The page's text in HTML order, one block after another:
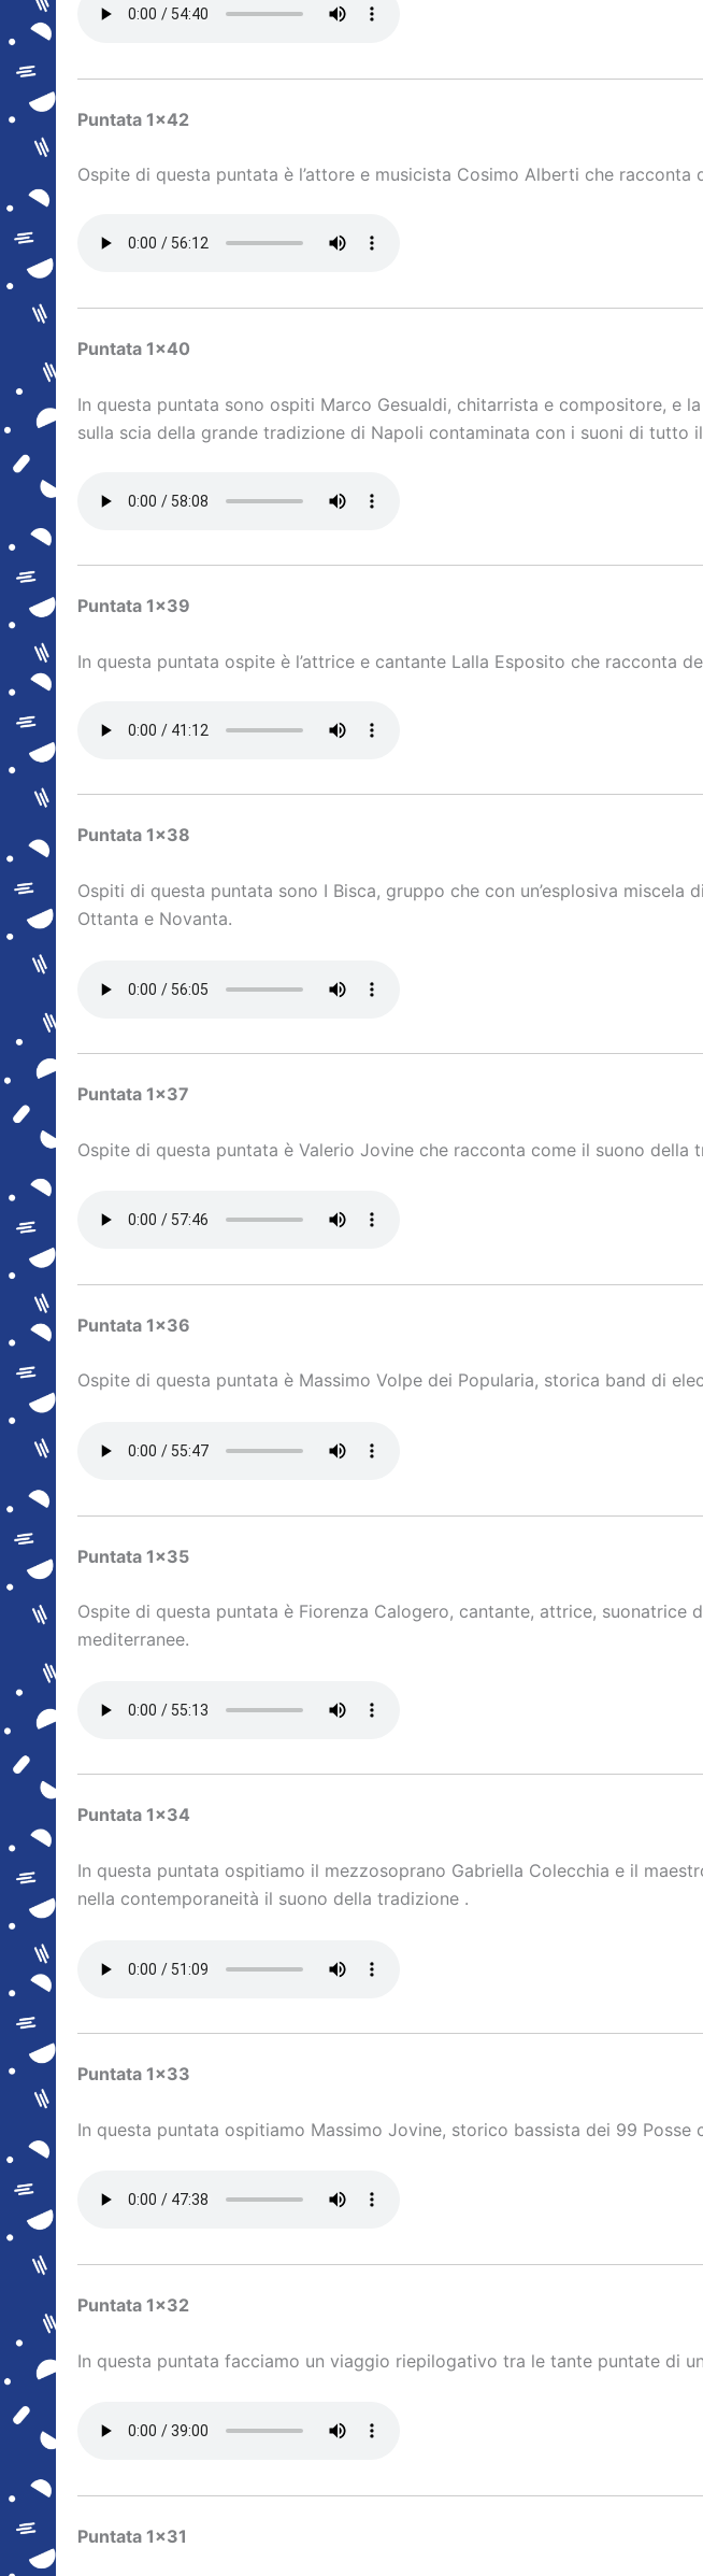
Puntata 1×42
Ospite di questa puntata è l’attore e musicista Cosimo Alberti che
Puntata 1×40
In questa puntata sono ospiti Marco Gesualdi, chitarrista e compositore, e
sulla scia della grande tradizione di Napoli contaminata con i suoni di tutto
Puntata 1×39
In questa puntata ospite è l’attrice e cantante Lalla Esposito che racconta
Puntata 1×38
Ospiti di questa puntata sono I Bisca, gruppo che con un’esplosiva
Ottanta e Novanta.
Puntata 1×37
Ospite di questa puntata è Valerio Jovine che racconta come il suono
Puntata 1×36
Ospite di questa puntata è Massimo Volpe dei Popularia, storica band di
Puntata 1×35
Ospite di questa puntata è Fiorenza Calogero, cantante, attrice,
mediterranee.
Puntata 1×34
In questa puntata ospitiamo il mezzosoprano Gabriella Colecchia e il
nella contemporaneità il suono della tradizione .
Puntata 1×33
In questa puntata ospitiamo Massimo Jovine, storico bassista dei 99 Posse
Puntata 1×32
In questa puntata facciamo un viaggio riepilogativo tra le tante puntate di
Puntata 1×31